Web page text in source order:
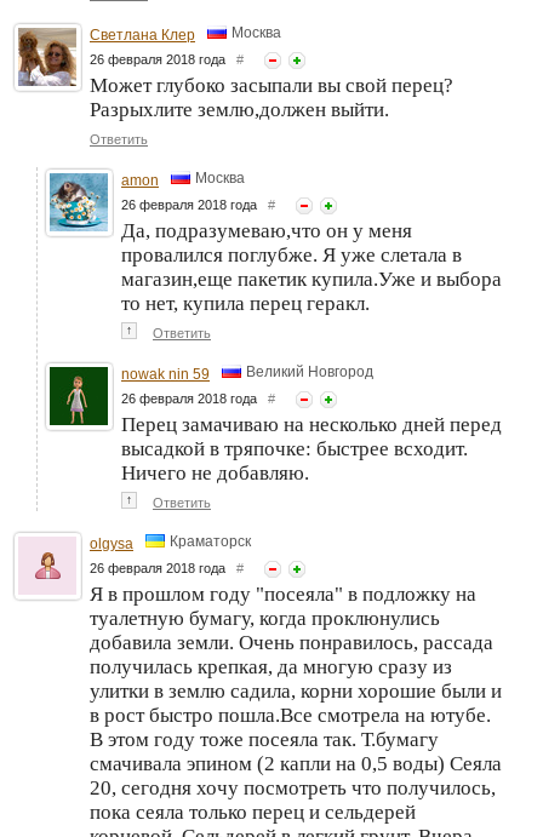
Светлана Клер Москва
26 февраля 2018 года #
Может глубоко засыпали вы свой перец?
Разрыхлите землю,должен выйти.
Ответить
amon Москва
26 февраля 2018 года #
Да, подразумеваю,что он у меня
провалился поглубже. Я уже слетала в
магазин,еще пакетик купила.Уже и выбора
то нет, купила перец геракл.
↑ Ответить
nowak nin 59 Великий Новгород
26 февраля 2018 года #
Перец замачиваю на несколько дней перед
высадкой в тряпочке: быстрее всходит.
Ничего не добавляю.
↑ Ответить
olgysa Краматорск
26 февраля 2018 года #
Я в прошлом году "посеяла" в подложку на
туалетную бумагу, когда проклюнулись
добавила земли. Очень понравилось, рассада
получилась крепкая, да многую сразу из
улитки в землю садила, корни хорошие были и
в рост быстро пошла.Все смотрела на ютубе.
В этом году тоже посеяла так. Т.бумагу
смачивала эпином (2 капли на 0,5 воды) Сеяла
20, сегодня хочу посмотреть что получилось,
пока сеяла только перец и сельдерей